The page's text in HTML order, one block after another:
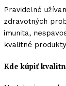
Pravidelné
zdravotných
imunita,
kvalitné
Kde kúpiť